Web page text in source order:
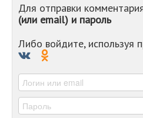
Для отправки
(или email) и пароль
Либо войдите, используя